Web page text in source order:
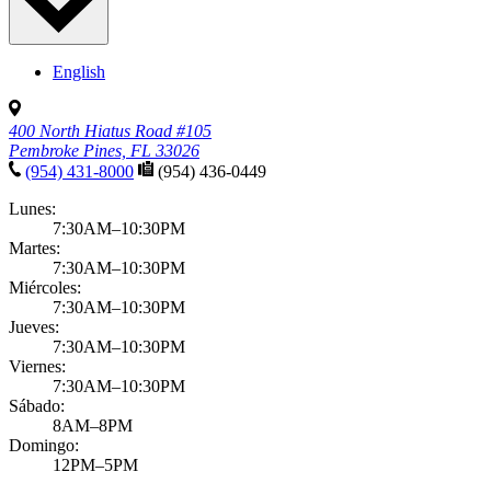
Growth & development
Adolescent mental health
Published November 11, 2025
by Ravinder Khaira, MD, MBA, MPH, FAAP
Adolescent mental health issues have been on the rise since the
pandemic, with more cases diagnosed regularly. At Pediatric
Associates, we believe tha...
Learn more